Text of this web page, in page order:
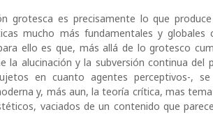
grotesca es precisamente lo que
mucho más fundamentales y globales
ello es que, más allá de lo grotesco
la alucinación y la subversión continua del
en cuanto agentes perceptivos-,
y, más aun, la teoría crítica, mas
vaciados de un contenido que